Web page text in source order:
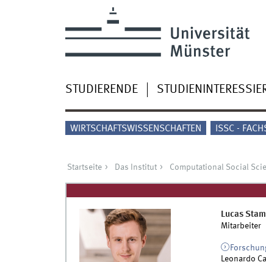
STUDIERENDE
WIRTSCHAFTSWISSENSCHAFTEN ISSC -
Startseite Das Institut Computational Social
Lucas
Mitarbeiter
Leonardo